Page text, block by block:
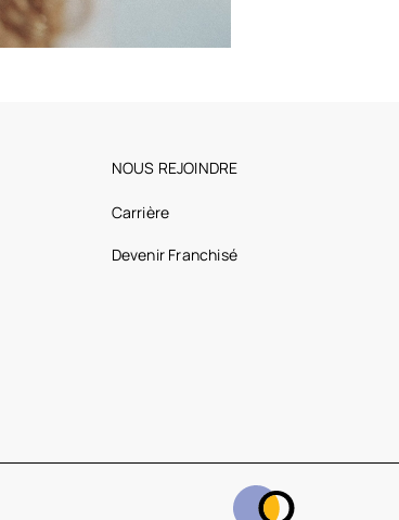
NOUS REJOINDRE
Carrière
Devenir Franchisé